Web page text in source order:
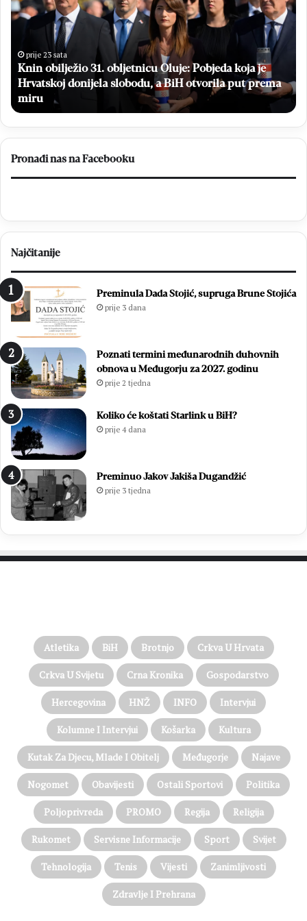
obljetnicu
koja
Hrvatskoj
donijela
slobodu,
a
BiH
otvorila
prije 23 sata
Knin obilježio 31. obljetnicu Oluje: Pobjeda koja je
Hrvatskoj donijela slobodu, a BiH otvorila put prema
miru
Pronađi nas na Facebooku
Najčitanije
Preminula Dada Stojić, supruga Brune Stojića
prije 3 dana
Poznati termini međunarodnih duhovnih
obnova u Međugorju za 2027. godinu
prije 2 tjedna
Koliko će koštati Starlink u BiH?
prije 4 dana
Preminuo Jakov Jakiša Dugandžić
prije 3 tjedna
Atletika BiH Brotnjo Crkva U Hrvata
Crkva U Svijetu Crna Kronika Gospodarstvo
Hercegovina HNŽ INFO Intervjui
Kolumne I Intervjui Košarka Kultura
Kutak Za Djecu, Mlade I Obitelj Međugorje Najave
Nogomet Obavijesti Ostali Sportovi Politika
Poljoprivreda PROMO Regija Religija
Rukomet Servisne Informacije Sport Svijet
Tehnologija Tenis Vijesti Zanimljivosti
Zdravlje I Prehrana